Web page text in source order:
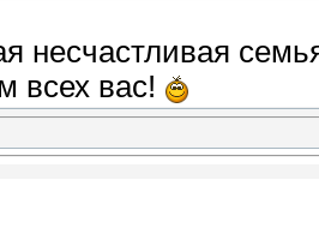
несчастливая
всех вас!